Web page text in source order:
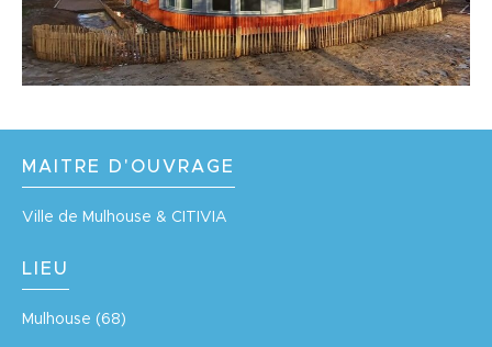
MAITRE D'OUVRAGE
Ville de Mulhouse & CITIVIA
LIEU
Mulhouse (68)